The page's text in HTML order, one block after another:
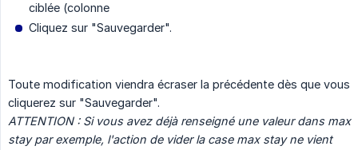
ciblée (colonne
Cliquez sur "Sauvegarder".
Toute modification viendra écraser la précédente dès que vous
cliquerez sur "Sauvegarder".
ATTENTION : Si vous avez déjà renseigné une valeur dans max
stay par exemple, l'action de vider la case max stay ne vient